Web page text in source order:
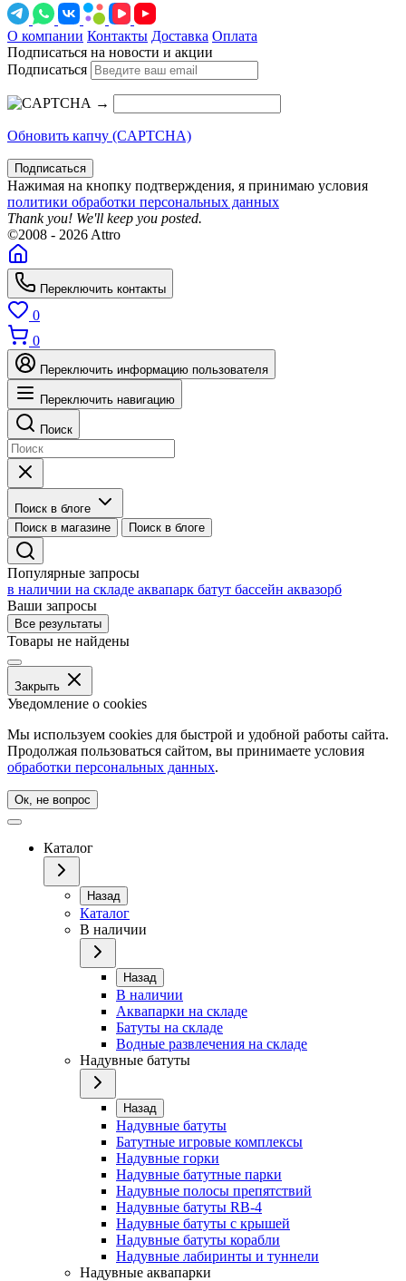
О компании Контакты Доставка Оплата
Подписаться на новости и акции
Подписаться
→
Обновить капчу (CAPTCHA)
Подписаться
Нажимая на кнопку подтверждения, я принимаю условия
политики обработки персональных данных
Thank you! We'll keep you posted.
©2008 - 2026 Attro
Переключить контакты
0
0
Переключить информацию пользователя
Переключить навигацию
Поиск
Поиск в блоге
Поиск в магазине
Поиск в блоге
Популярные запросы
в наличии на складе аквапарк батут бассейн аквазорб
Ваши запросы
Все результаты
Товары не найдены
Закрыть
Уведомление о cookies
Мы используем cookies для быстрой и удобной работы сайта.
Продолжая пользоваться сайтом, вы принимаете условия
обработки персональных данных.
Ок, не вопрос
Каталог
Назад
Каталог
В наличии
Назад
В наличии
Аквапарки на складе
Батуты на складе
Водные развлечения на складе
Надувные батуты
Назад
Надувные батуты
Батутные игровые комплексы
Надувные горки
Надувные батутные парки
Надувные полосы препятствий
Надувные батуты RB-4
Надувные батуты с крышей
Надувные батуты корабли
Надувные лабиринты и туннели
Надувные аквапарки